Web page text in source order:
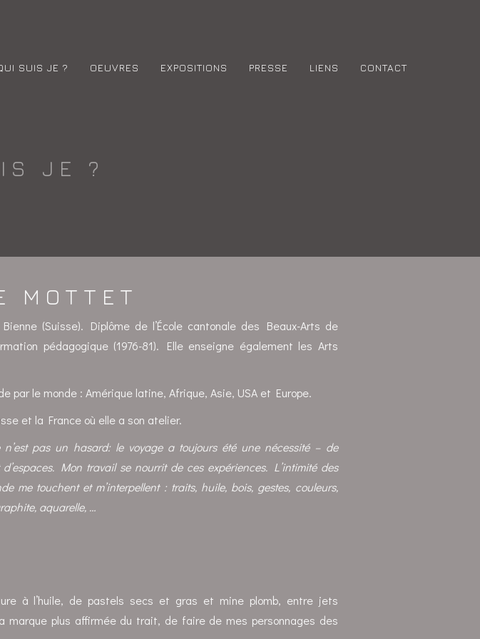
SUIS JE ? OEUVRES EXPOSITIONS PRESSE LIENS CONTACT
JE ?
MOTTET
(Suisse). Diplôme de l’École cantonale des Beaux-Arts de
pédagogique (1976-81). Elle enseigne également les Arts
par le monde : Amérique latine, Afrique, Asie, USA et Europe.
et la France où elle a son atelier.
pas un hasard: le voyage a toujours été une nécessité – de
Mon travail se nourrit de ces expériences. L’intimité des
me touchent et m’interpellent : traits, huile, bois, gestes, couleurs,
aquarelle, …
à l’huile, de pastels secs et gras et mine plomb, entre jets
plus affirmée du trait, de faire de mes personnages des